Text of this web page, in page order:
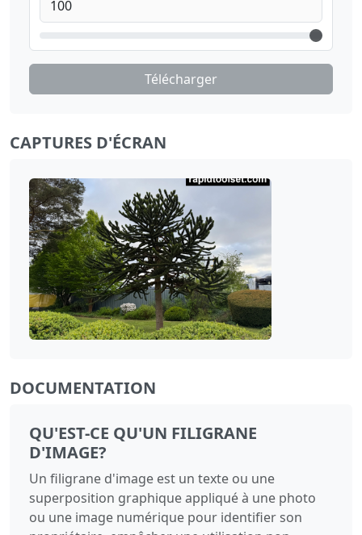
Télécharger
CAPTURES D'ÉCRAN
DOCUMENTATION
QU'EST-CE QU'UN FILIGRANE
D'IMAGE?
Un filigrane d'image est un texte ou une
superposition graphique appliqué à une photo
ou une image numérique pour identifier son